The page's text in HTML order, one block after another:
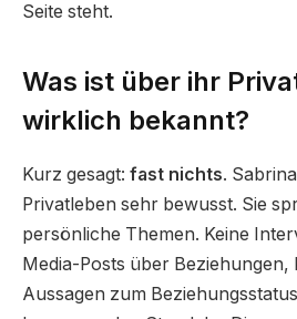
Seite steht.
Was ist über ihr
wirklich bekannt?
Kurz gesagt: fast nichts.
Privatleben sehr bewusst. Sie
persönliche Themen. Keine
Media-Posts über
Aussagen zum